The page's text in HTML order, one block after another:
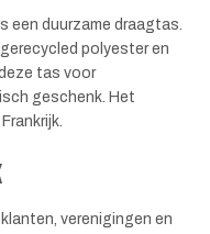
een duurzame draagtas.
polyester en
tas voor
geschenk. Het
verenigingen en